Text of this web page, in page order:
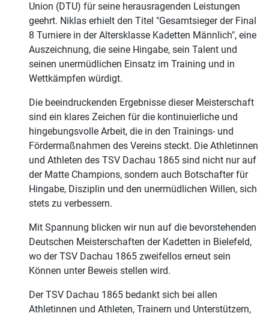
Union (DTU) für seine herausragenden Leistungen
geehrt. Niklas erhielt den Titel "Gesamtsieger der Final
8 Turniere in der Altersklasse Kadetten Männlich", eine
Auszeichnung, die seine Hingabe, sein Talent und
seinen unermüdlichen Einsatz im Training und in
Wettkämpfen würdigt.
Die beeindruckenden Ergebnisse dieser Meisterschaft
sind ein klares Zeichen für die kontinuierliche und
hingebungsvolle Arbeit, die in den Trainings- und
Fördermaßnahmen des Vereins steckt. Die Athletinnen
und Athleten des TSV Dachau 1865 sind nicht nur auf
der Matte Champions, sondern auch Botschafter für
Hingabe, Disziplin und den unermüdlichen Willen, sich
stets zu verbessern.
Mit Spannung blicken wir nun auf die bevorstehenden
Deutschen Meisterschaften der Kadetten in Bielefeld,
wo der TSV Dachau 1865 zweifellos erneut sein
Können unter Beweis stellen wird.
Der TSV Dachau 1865 bedankt sich bei allen
Athletinnen und Athleten, Trainern und Unterstützern,